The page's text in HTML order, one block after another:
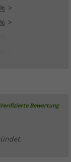
Schraubheringe 31
Pack
Zelthering aus
Verifizierte Bewertung